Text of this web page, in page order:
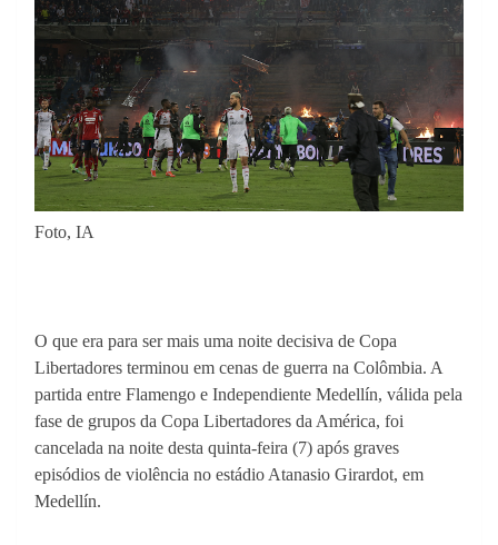
Foto, IA
O que era para ser mais uma noite decisiva de Copa
Libertadores terminou em cenas de guerra na Colômbia. A
partida entre Flamengo e Independiente Medellín, válida pela
fase de grupos da Copa Libertadores da América, foi
cancelada na noite desta quinta-feira (7) após graves
episódios de violência no estádio Atanasio Girardot, em
Medellín.